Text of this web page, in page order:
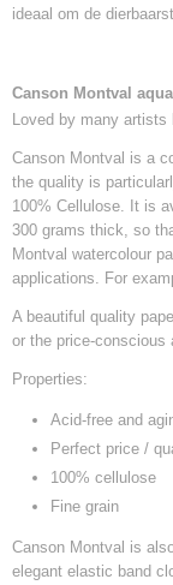
ideaal om de
Canson Montval
Loved by many
Canson Montval is a
the quality is
100% Cellulose. It is
300 grams thick, so
Montval watercolour
applications. For
A beautiful quality
or the price-conscious
Properties:
Acid-free and
Perfect price /
100% cellulose
Fine grain
Canson Montval is
elegant elastic band